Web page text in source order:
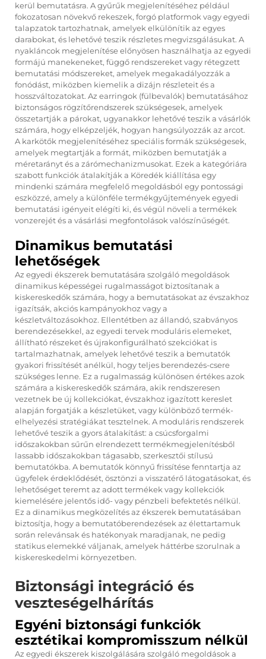
kerül bemutatásra. A gyűrűk megjelenítéséhez például
fokozatosan növekvő rekeszek, forgó platformok vagy egyedi
talapzatok tartozhatnak, amelyek elkülönítik az egyes
darabokat, és lehetővé teszik részletes megvizsgálásukat. A
nyakláncok megjelenítése előnyösen használhatja az egyedi
formájú manekeneket, függő rendszereket vagy rétegzett
bemutatási módszereket, amelyek megakadályozzák a
fonódást, miközben kiemelik a dizájn részleteit és a
hosszváltozatokat. Az earringok (fülbevalók) bemutatásához
biztonságos rögzítőrendszerek szükségesek, amelyek
összetartják a párokat, ugyanakkor lehetővé teszik a vásárlók
számára, hogy elképzeljék, hogyan hangsúlyozzák az arcot.
A karkötők megjelenítéséhez speciális formák szükségesek,
amelyek megtartják a formát, miközben bemutatják a
méretarányt és a zárómechanizmusokat. Ezek a kategóriára
szabott funkciók átalakítják a Köredék kiállítása egy
mindenki számára megfelelő megoldásból egy pontossági
eszközzé, amely a különféle termékgyűjtemények egyedi
bemutatási igényeit elégíti ki, és végül növeli a termékek
vonzerejét és a vásárlási megfontolások valószínűségét.
Dinamikus bemutatási
lehetőségek
Az egyedi ékszerek bemutatására szolgáló megoldások
dinamikus képességei rugalmasságot biztosítanak a
kiskereskedők számára, hogy a bemutatásokat az évszakhoz
igazítsák, akciós kampányokhoz vagy a
készletváltozásokhoz. Ellentétben az állandó, szabványos
berendezésekkel, az egyedi tervek moduláris elemeket,
állítható részeket és újrakonfigurálható szekciókat is
tartalmazhatnak, amelyek lehetővé teszik a bemutatók
gyakori frissítését anélkül, hogy teljes berendezés-csere
szükséges lenne. Ez a rugalmasság különösen értékes azok
számára a kiskereskedők számára, akik rendszeresen
vezetnek be új kollekciókat, évszakhoz igazított kereslet
alapján forgatják a készletüket, vagy különböző termék-
elhelyezési stratégiákat tesztelnek. A moduláris rendszerek
lehetővé teszik a gyors átalakítást: a csúcsforgalmi
időszakokban sűrűn elrendezett termékmegjelenítésből
lassabb időszakokban tágasabb, szerkesztői stílusú
bemutatókba. A bemutatók könnyű frissítése fenntartja az
ügyfelek érdeklődését, ösztönzi a visszatérő látogatásokat, és
lehetőséget teremt az adott termékek vagy kollekciók
kiemelésére jelentős idő- vagy pénzbeli befektetés nélkül.
Ez a dinamikus megközelítés az ékszerek bemutatásában
biztosítja, hogy a bemutatóberendezések az élettartamuk
során relevánsak és hatékonyak maradjanak, ne pedig
statikus elemekké váljanak, amelyek háttérbe szorulnak a
kiskereskedelmi környezetben.
Biztonsági integráció és
veszteségelhárítás
Egyéni biztonsági funkciók
esztétikai kompromisszum nélkül
Az egyedi ékszerek kiszolgálására szolgáló megoldások a